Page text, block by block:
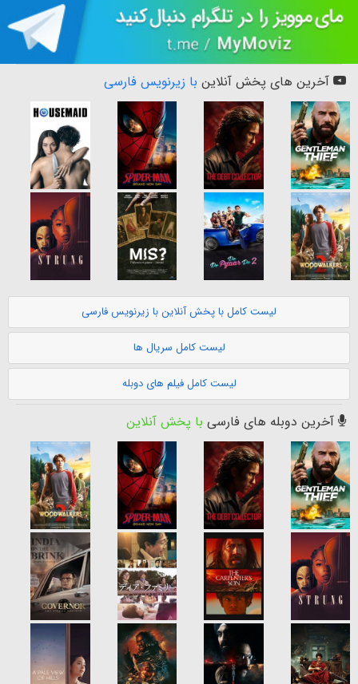
آخرین های پخش آنلاین با زیرنویس فارسی
لیست کامل با پخش آنلاین با زیرنویس فارسی
لیست کامل سریال ها
لیست کامل فیلم های دوبله
آخرین دوبله های فارسی با پخش آنلاین